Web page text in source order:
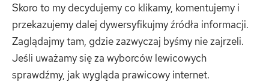
Skoro to my decydujemy co klikamy, komentujemy i
przekazujemy dalej dywersyfikujmy źródła informacji.
Zaglądajmy tam, gdzie zazwyczaj byśmy nie zajrzeli.
Jeśli uważamy się za wyborców lewicowych
sprawdźmy, jak wygląda prawicowy internet.